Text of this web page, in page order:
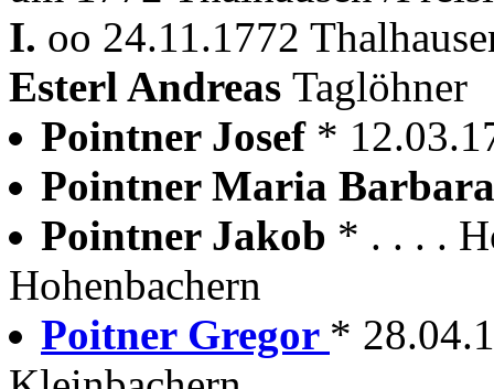
I. oo 24.11.1772
Esterl Andreas Taglöhner
Pointner Josef *
Pointner Maria
Pointner Jakob * . . . .
Hohenbachern
Poitner Gregor *